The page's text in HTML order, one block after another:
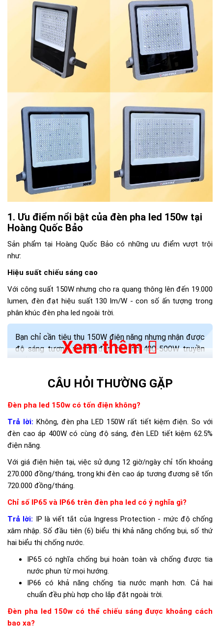
Ưu điểm nổi bật của đèn pha led 150w tại
Hoàng Quốc Bảo
Sản phẩm tại Hoàng Quốc Bảo có những ưu điểm vượt trội
như:
Hiệu suất chiếu sáng cao
Với công suất 150W nhưng cho ra quang thông lên đến 19.000
lumen, đèn đạt hiệu suất 130 lm/W - con số ấn tượng trong
phân khúc đèn pha led ngoài trời.
Bạn chỉ cần tiêu thụ 150W điện năng nhưng nhận được
độ sáng tương đương đèn cao áp 400-500W truyền
thống.
Công nghệ chip LED Lumiled tiên tiến
Sản phẩm sử dụng 192 chip LED Lumiled 2835 của Philips -
Xem thêm
CÂU HỎI THƯỜNG GẶP
Đèn pha led 150w có tốn điện không?
Trả lời: Không, đèn pha LED 150W rất tiết kiệm điện. So với
đèn cao áp 400W có cùng độ sáng, đèn LED tiết kiệm 62.5%
điện năng.
Với giá điện hiện tại, việc sử dụng 12 giờ/ngày chỉ tốn khoảng
270.000 đồng/tháng, trong khi đèn cao áp tương đương sẽ tốn
720.000 đồng/tháng.
Chỉ số IP65 và IP66 trên đèn pha led có ý nghĩa gì?
Trả lời: IP là viết tắt của Ingress Protection - mức độ chống
xâm nhập. Số đầu tiên (6) biểu thị khả năng chống bụi, số thứ
hai biểu thị chống nước.
IP65 có nghĩa chống bụi hoàn toàn và chống được tia
nước phun từ mọi hướng.
IP66 có khả năng chống tia nước mạnh hơn. Cả hai
chuẩn đều phù hợp cho lắp đặt ngoài trời.
Đèn pha led 150w có thể chiếu sáng được khoảng cách
bao xa?